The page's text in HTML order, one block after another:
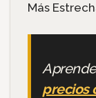
Más
precios